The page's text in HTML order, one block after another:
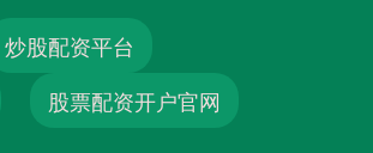
炒股配资平台
股票配资开户官网